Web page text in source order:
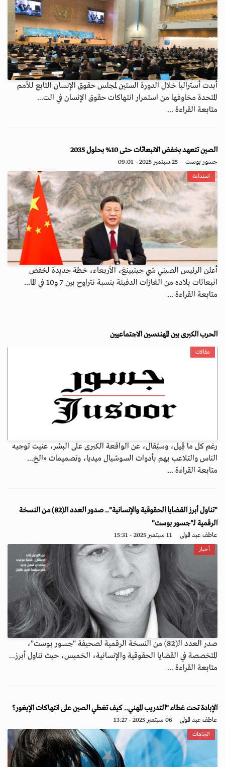
أبدت أستراليا خلال الدورة الستين لمجلس حقوق الإنسان التابع للأمم
المتحدة مخاوفها من استمرار انتهاكات حقوق الإنسان في الت...
متابعة القراءة ...
الصين تتعهد بخفض الانبعاثات حتى 10% بحلول 2035
جسور بوست 25 سبتمبر 2025 - 09:01
استدامة
أعلن الرئيس الصيني شي جينبينغ، الأربعاء، خطة جديدة لخفض
انبعاثات بلاده من الغازات الدفيئة بنسبة تتراوح بين 7 و10 في الما...
متابعة القراءة ...
الحرب الكبرى بين المهندسين الاجتماعيين
مقالات
رغم كل ما قِيل، وسيُقال، عن الواقعة الكبرى على البشر، عنيت توجيه
الناس والتلاعب بهم بأدوات السوشيال ميديا، وتصميمات «الخ...
متابعة القراءة ...
"تناول أبرز القضايا الحقوقية والإنسانية".. صدور العدد الـ(82) من النسخة
الرقمية لـ"جسور بوست"
عاطف عبد المولى 11 سبتمبر 2025 - 15:31
أخبار
صدر العدد الـ(82) من النسخة الرقمية لصحيفة "جسور بوست"،
المتخصصة في القضايا الحقوقية والإنسانية، الخميس، حيث تناول أبرز...
متابعة القراءة ...
الإبادة تحت غطاء "التدريب المهني.. كيف تغطي الصين على انتهاكات الإيغور؟
عاطف عبد المولى 06 سبتمبر 2025 - 13:27
اتجاهات